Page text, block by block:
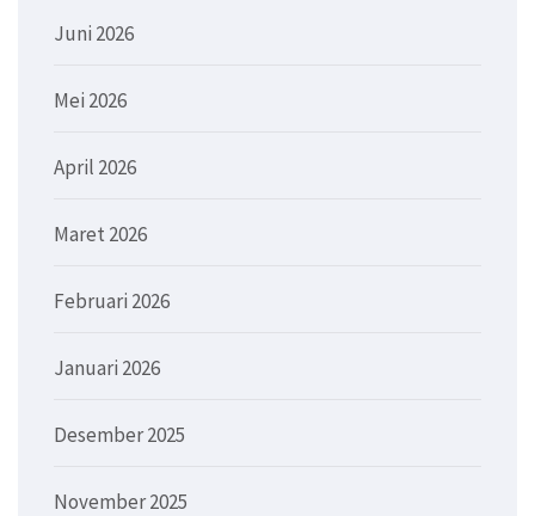
Juni 2026
Mei 2026
April 2026
Maret 2026
Februari 2026
Januari 2026
Desember 2025
November 2025